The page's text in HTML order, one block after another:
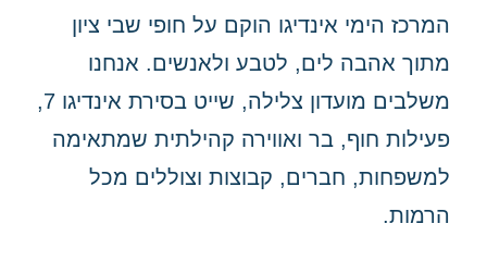
המרכז הימי אינדיגו הוקם על חופי שבי ציון
מתוך אהבה לים, לטבע ולאנשים. אנחנו
משלבים מועדון צלילה, שייט בסירת אינדיגו 7,
פעילות חוף, בר ואווירה קהילתית שמתאימה
למשפחות, חברים, קבוצות וצוללים מכל
הרמות.